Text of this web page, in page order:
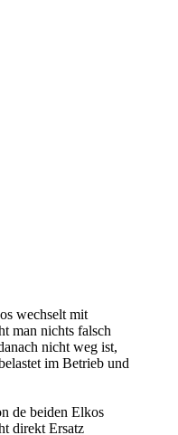
wechselt mit
man nichts falsch
nicht weg ist,
im Betrieb und
de beiden Elkos
direkt Ersatz